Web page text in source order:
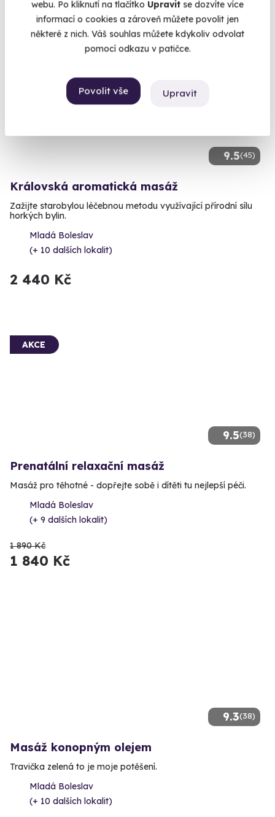
webu. Po kliknutí na tlačítko Upravit se dozvíte více
informací o cookies a zároveň můžete povolit jen
některé z nich. Váš souhlas můžete kdykoliv odvolat
pomocí odkazu v patičce.
Povolit vše Upravit
9.5(45)
Královská aromatická masáž
Zažijte starobylou léčebnou metodu využívající přírodní sílu
horkých bylin.
Mladá Boleslav
(+ 10 dalších lokalit)
2 440 Kč
9.5(38)
AKCE
Prenatální relaxační masáž
Masáž pro těhotné - dopřejte sobě i dítěti tu nejlepší péči.
Mladá Boleslav
(+ 9 dalších lokalit)
1 890 Kč
1 840 Kč
9.3(38)
Masáž konopným olejem
Travička zelená to je moje potěšení.
Mladá Boleslav
(+ 10 dalších lokalit)